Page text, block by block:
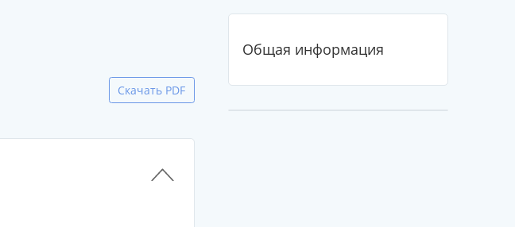
Скачать PDF
Общая информация